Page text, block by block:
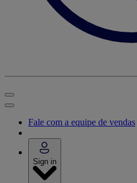
Fale com a equipe de vendas
Sign in